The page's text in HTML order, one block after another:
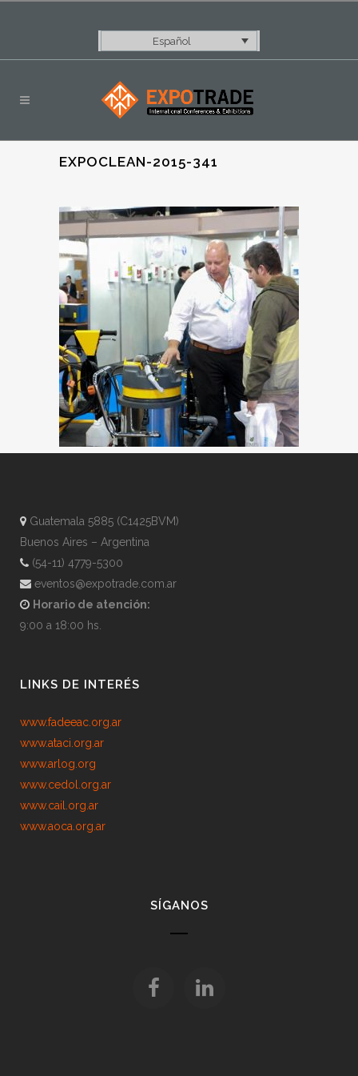
Español
EXPOCLEAN-2015-341
Guatemala 5885 (C1425BVM)
Buenos Aires – Argentina
(54-11) 4779-5300
eventos@expotrade.com.ar
Horario de atención:
9:00 a 18:00 hs.
LINKS DE INTERÉS
www.fadeeac.org.ar
www.ataci.org.ar
www.arlog.org
www.cedol.org.ar
www.cail.org.ar
www.aoca.org.ar
SÍGANOS